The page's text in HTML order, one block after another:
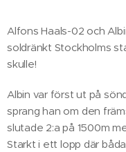
Alfons Haals-02 och
soldränkt Stockholms
skulle!
Albin var först ut på
sprang han om den
slutade 2:a på 1500m
Starkt i ett lopp där